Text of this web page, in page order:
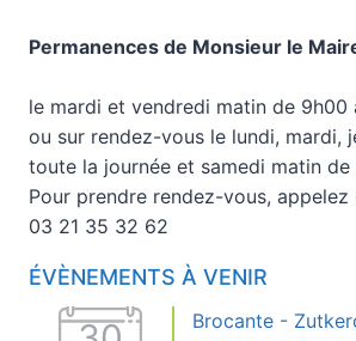
Permanences de Monsieur le
le mardi et vendredi matin de 9h00
ou sur rendez-vous le lundi, mardi,
toute la journée et samedi matin de
Pour prendre rendez-vous,
03 21 35 32 62
ÉVÈNEMENTS À VENIR
Brocante -